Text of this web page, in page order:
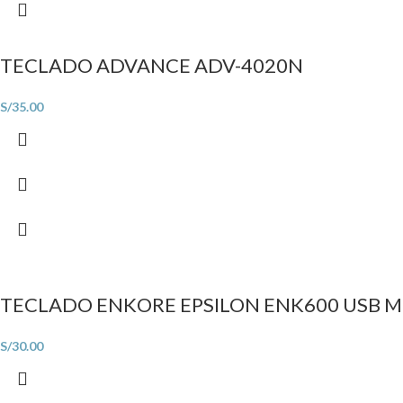
TECLADO ADVANCE ADV-4020N
S/35.00
TECLADO ENKORE EPSILON ENK600 USB
S/30.00